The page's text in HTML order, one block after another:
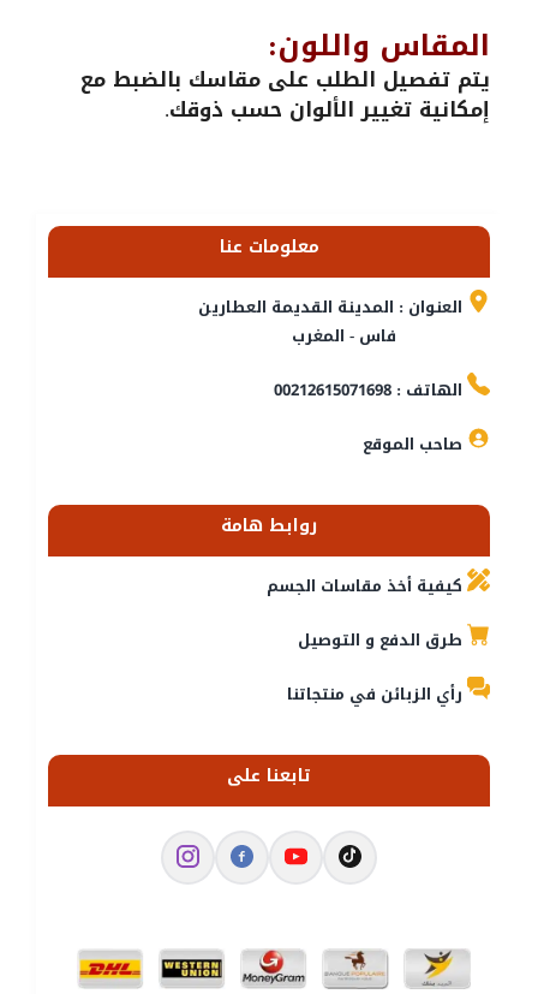
المقاس واللون:
يتم تفصيل الطلب على مقاسك بالضبط مع
إمكانية تغيير الألوان حسب ذوقك.
معلومات عنا
العنوان : المدينة القديمة العطارين
فاس - المغرب
الهاتف : 00212615071698
صاحب الموقع
روابط هامة
كيفية أخذ مقاسات الجسم
طرق الدفع و التوصيل
رأي الزبائن في منتجاتنا
تابعنا على